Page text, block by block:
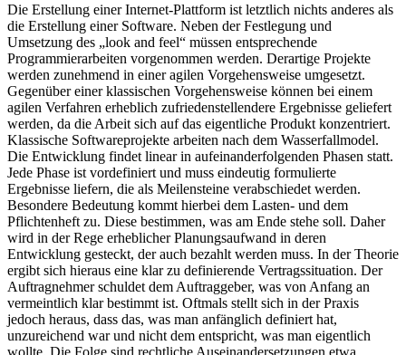
Die Erstellung einer Internet-Plattform ist letztlich nichts anderes als
die Erstellung einer Software. Neben der Festlegung und
Umsetzung des „look and feel“ müssen entsprechende
Programmierarbeiten vorgenommen werden. Derartige Projekte
werden zunehmend in einer agilen Vorgehensweise umgesetzt.
Gegenüber einer klassischen Vorgehensweise können bei einem
agilen Verfahren erheblich zufriedenstellendere Ergebnisse geliefert
werden, da die Arbeit sich auf das eigentliche Produkt konzentriert.
Klassische Softwareprojekte arbeiten nach dem Wasserfallmodel.
Die Entwicklung findet linear in aufeinanderfolgenden Phasen statt.
Jede Phase ist vordefiniert und muss eindeutig formulierte
Ergebnisse liefern, die als Meilensteine verabschiedet werden.
Besondere Bedeutung kommt hierbei dem Lasten- und dem
Pflichtenheft zu. Diese bestimmen, was am Ende stehe soll. Daher
wird in der Rege erheblicher Planungsaufwand in deren
Entwicklung gesteckt, der auch bezahlt werden muss. In der Theorie
ergibt sich hieraus eine klar zu definierende Vertragssituation. Der
Auftragnehmer schuldet dem Auftraggeber, was von Anfang an
vermeintlich klar bestimmt ist. Oftmals stellt sich in der Praxis
jedoch heraus, dass das, was man anfänglich definiert hat,
unzureichend war und nicht dem entspricht, was man eigentlich
wollte. Die Folge sind rechtliche Auseinandersetzungen etwa